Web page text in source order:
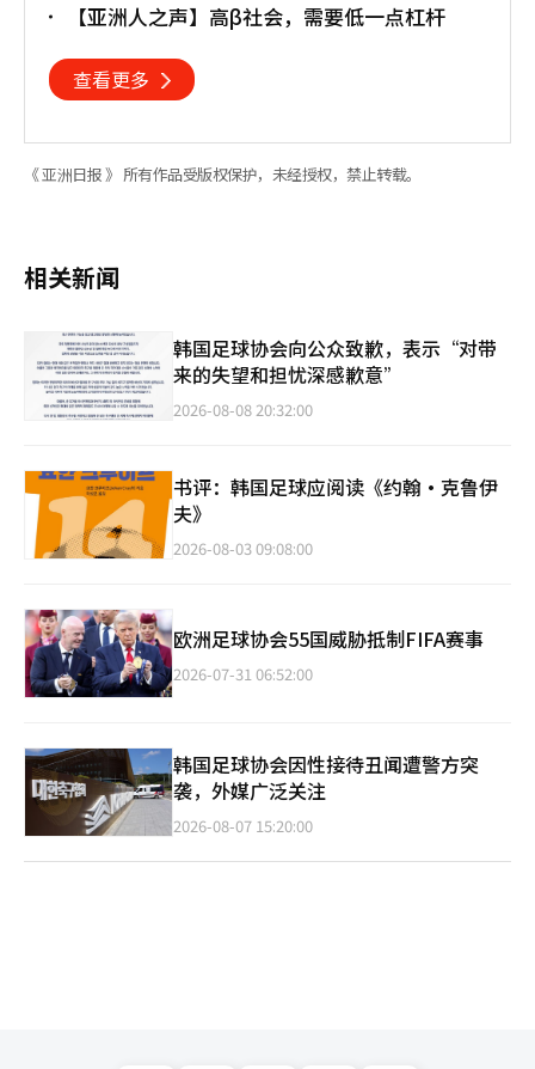
【亚洲人之声】高β社会，需要低一点杠杆
查看更多
《 亚洲日报 》 所有作品受版权保护，未经授权，禁止转载。
相关新闻
韩国足球协会向公众致歉，表示“对带
来的失望和担忧深感歉意”
2026-08-08 20:32:00
书评：韩国足球应阅读《约翰·克鲁伊
夫》
2026-08-03 09:08:00
欧洲足球协会55国威胁抵制FIFA赛事
2026-07-31 06:52:00
韩国足球协会因性接待丑闻遭警方突
袭，外媒广泛关注
2026-08-07 15:20:00